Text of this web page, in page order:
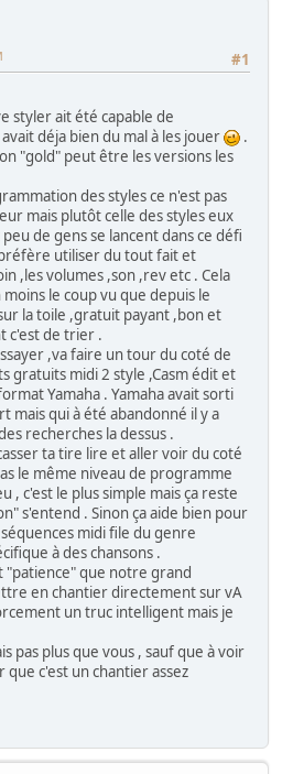
#1
styler ait été capable de
déja bien du mal à les jouer
.
"gold" peut être les versions les
des styles ce n'est pas
mais plutôt celle des styles eux
de gens se lancent dans ce défi
utiliser du tout fait et
,les volumes ,son ,rev etc . Cela
le coup vu que depuis le
la toile ,gratuit payant ,bon et
c'est de trier .
,va faire un tour du coté de
gratuits midi 2 style ,Casm édit et
Yamaha . Yamaha avait sorti
mais qui à été abandonné il y a
recherches la dessus .
ta tire lire et aller voir du coté
le même niveau de programme
, c'est le plus simple mais ça reste
s'entend . Sinon ça aide bien pour
midi file du genre
à des chansons .
que notre grand
en chantier directement sur vA
un truc intelligent mais je
pas plus que vous , sauf que à voir
que c'est un chantier assez